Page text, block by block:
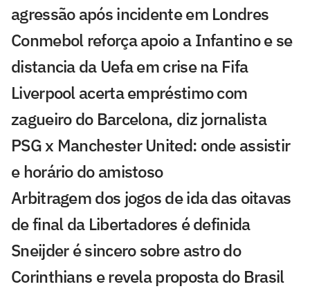
agressão após incidente em Londres
Conmebol reforça apoio a Infantino e se
distancia da Uefa em crise na Fifa
Liverpool acerta empréstimo com
zagueiro do Barcelona, diz jornalista
PSG x Manchester United: onde assistir
e horário do amistoso
Arbitragem dos jogos de ida das oitavas
de final da Libertadores é definida
Sneijder é sincero sobre astro do
Corinthians e revela proposta do Brasil